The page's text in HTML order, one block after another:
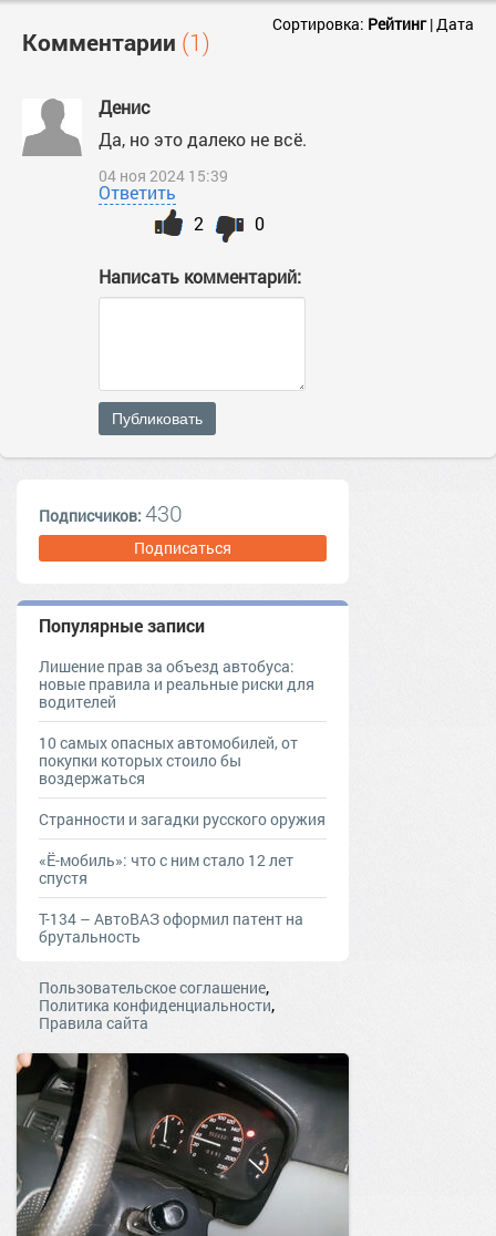
Комментарии (1)
Сортировка: Рейтинг|Дата
Денис
Да, но это далеко не всё.
04 ноя 2024 15:39
Ответить
0
2
Написать комментарий:
Публиковать
Подписчиков: 430
Подписаться
Популярные записи
Лишение прав за объезд автобуса:
новые правила и реальные риски для
водителей
10 самых опасных автомобилей, от
покупки которых стоило бы
воздержаться
Странности и загадки русского оружия
«Ё-мобиль»: что с ним стало 12 лет
спустя
Т-134 – АвтоВАЗ оформил патент на
брутальность
Пользовательское соглашение,
Политика конфиденциальности,
Правила сайта